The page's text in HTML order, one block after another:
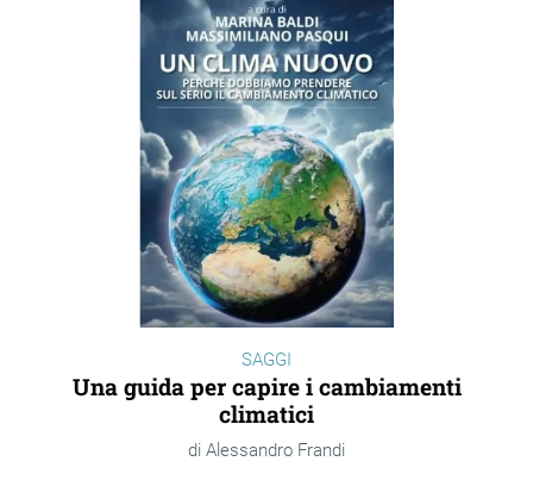
SAGGI
Una guida per capire i cambiamenti
climatici
Alessandro Frandi